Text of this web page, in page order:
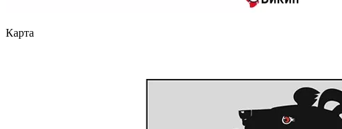
Карта